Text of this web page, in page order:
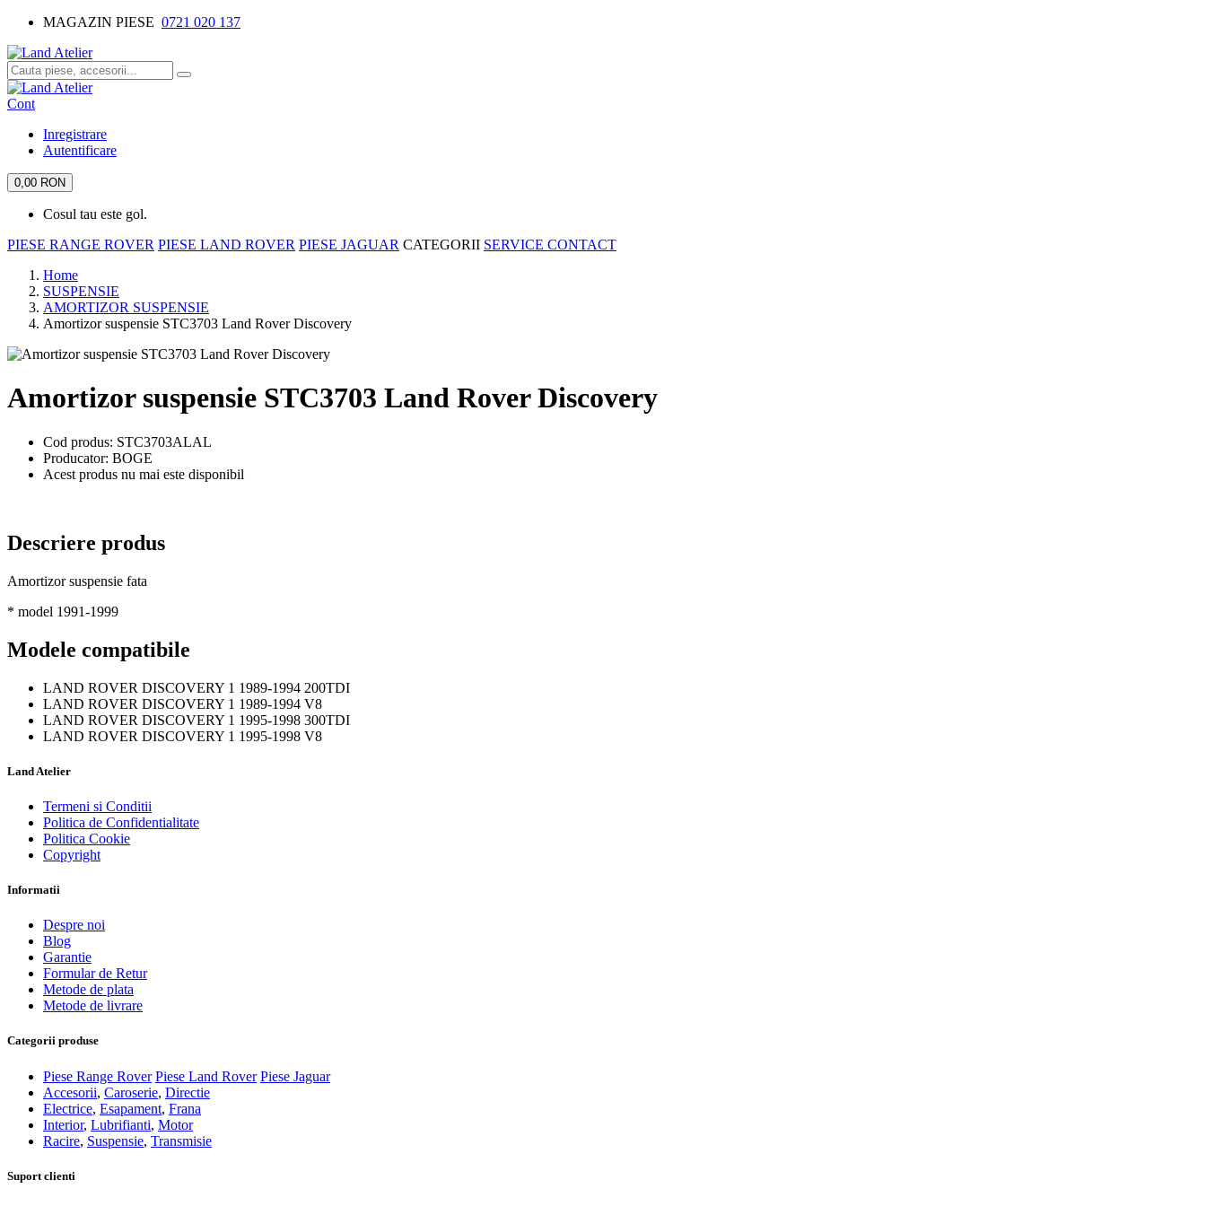
MAGAZIN PIESE 0721 020 137
Cont
Inregistrare
Autentificare
0,00 RON
Cosul tau este gol.
PIESE RANGE ROVER PIESE LAND ROVER PIESE JAGUAR CATEGORII SERVICE CONTACT
Home
SUSPENSIE
AMORTIZOR SUSPENSIE
Amortizor suspensie STC3703 Land Rover Discovery
Amortizor suspensie STC3703 Land Rover Discovery
Cod produs: STC3703ALAL
Producator: BOGE
Acest produs nu mai este disponibil
Descriere produs
Amortizor suspensie fata
* model 1991-1999
Modele compatibile
LAND ROVER DISCOVERY 1 1989-1994 200TDI
LAND ROVER DISCOVERY 1 1989-1994 V8
LAND ROVER DISCOVERY 1 1995-1998 300TDI
LAND ROVER DISCOVERY 1 1995-1998 V8
Land Atelier
Termeni si Conditii
Politica de Confidentialitate
Politica Cookie
Copyright
Informatii
Despre noi
Blog
Garantie
Formular de Retur
Metode de plata
Metode de livrare
Categorii produse
Piese Range Rover Piese Land Rover Piese Jaguar
Accesorii, Caroserie, Directie
Electrice, Esapament, Frana
Interior, Lubrifianti, Motor
Racire, Suspensie, Transmisie
Suport clienti